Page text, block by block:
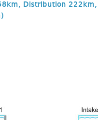
Distribution 222km,